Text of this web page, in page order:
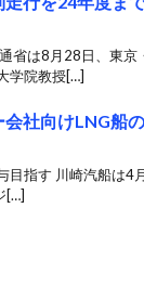
省は8月28日、東
学院教授[…]
社向けLNG船
目指す 川崎汽船は4
[…]